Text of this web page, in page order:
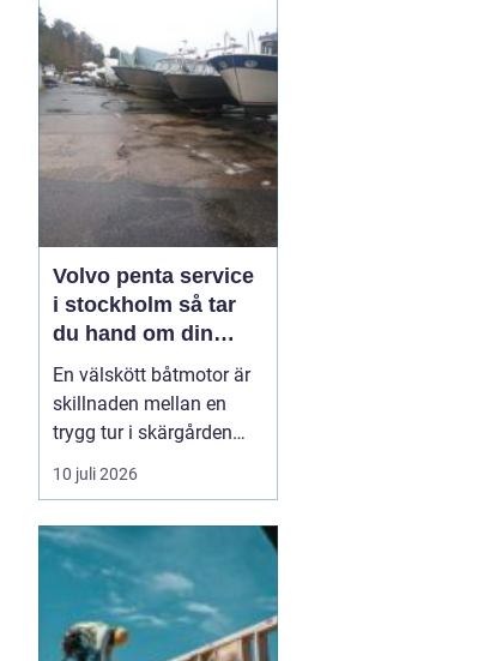
förhållanden. Rä...
Volvo penta service
i stockholm så tar
du hand om din
båtmotor på rätt sätt
En välskött båtmotor är
skillnaden mellan en
trygg tur i skärgården
och en sommar fylld av
ofrivilliga stopp. Många
Stockholmsområdet
använder Volvo Penta,
just eftersom motorerna
är driftsäkra och
10 juli 2026